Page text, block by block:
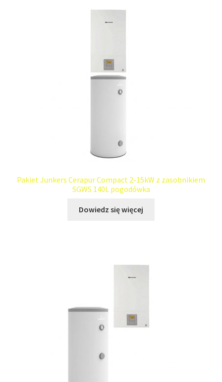
Pakiet Junkers Cerapur Compact 2-15kW z zasobnikiem
SGWS 140L pogodówka
Dowiedz się więcej